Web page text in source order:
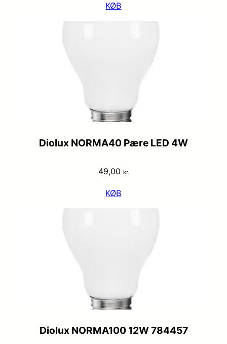
KØB
Diolux NORMA40 Pære LED 4W
49,00 kr.
KØB
Diolux NORMA100 12W 784457